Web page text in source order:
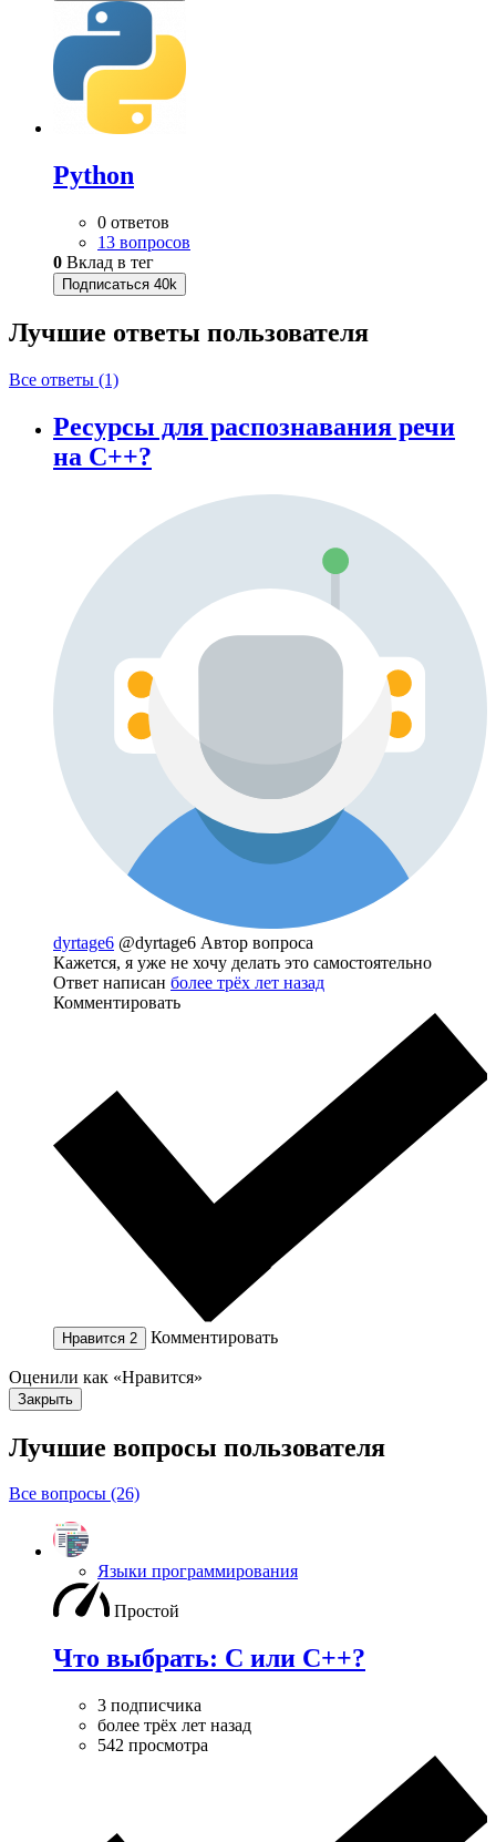
Python
0 ответов
13 вопросов
0 Вклад в тег
Подписаться 40k
Лучшие ответы пользователя
Все ответы (1)
Ресурсы для распознавания речи
на С++?
dyrtage6 @dyrtage6 Автор вопроса
Кажется, я уже не хочу делать это самостоятельно
Ответ написан более трёх лет назад
Комментировать
Нравится 2 Комментировать
Оценили как «Нравится»
Закрыть
Лучшие вопросы пользователя
Все вопросы (26)
Языки программирования
Простой
Что выбрать: C или C++?
3 подписчика
более трёх лет назад
542 просмотра